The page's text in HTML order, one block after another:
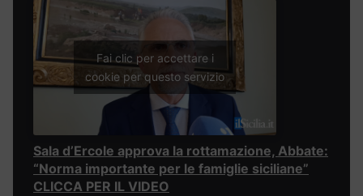
Fai clic per accettare i
cookie per questo servizio
Sala d’Ercole approva la rottamazione, Abbate:
“Norma importante per le famiglie siciliane”
CLICCA PER IL VIDEO